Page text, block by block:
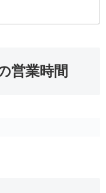
営業時間